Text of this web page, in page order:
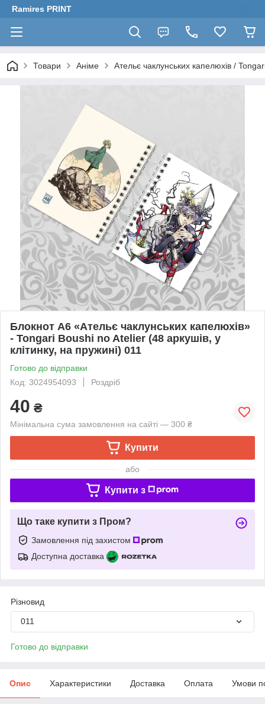
Ramires PRINT
Товари Аніме Ательє чаклунських капелюхів /
Блокнот А6 «Ательє чаклунських капелюхів»
- Tongari Boushi no Atelier (48 аркушів, у
клітинку, на пружині) 011
Готово до відправки
Код: 3024954093
Роздріб
40 ₴
Мінімальна сума замовлення на сайті — 300 ₴
Купити
або
Купити з
Що таке купити з Пром?
Замовлення під захистом
Доступна доставка
Різновид
011
Готово до відправки
Опис Характеристики Доставка Оплата Умови